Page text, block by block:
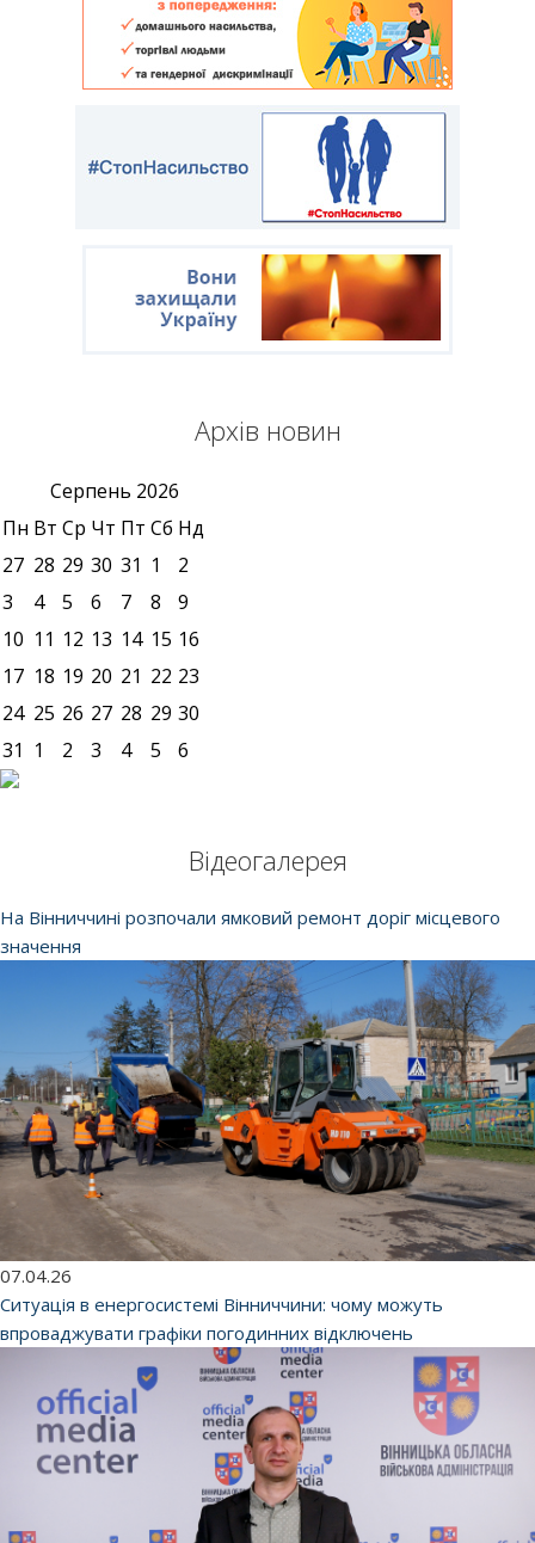
Архів новин
Серпень 2026
Пн Вт Ср Чт Пт Сб Нд
27 28 29 30 31 1
2
3
4 5 6 7 8
9
10 11 12 13 14 15 16
17 18 19 20 21 22 23
24 25 26 27 28 29 30
31 1 2 3 4 5 6
Відеогалерея
На Вінниччині розпочали ямковий ремонт доріг місцевого
значення
07.04.26
Ситуація в енергосистемі Вінниччини: чому можуть
впроваджувати графіки погодинних відключень